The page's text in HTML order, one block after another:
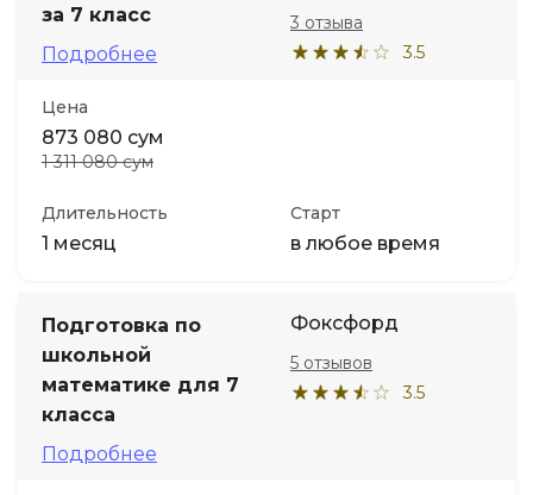
за 7 класс
Подробнее
3.5
3 отзыва
Цена
873 080 сум
1 311 080 сум
Длительность
1 месяц
Старт
в любое время
Подготовка по
школьной
математике для 7
класса
Подробнее
Фоксфорд
3.5
5 отзывов
Иностранные языки
ДПО
Детям